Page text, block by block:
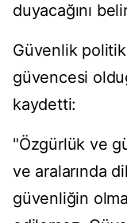
duyacağını
Güvenlik
güvencesi
kaydetti:
"Özgürlük ve
ve aralarında
güvenliğin